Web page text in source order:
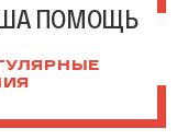
ПОМОЩЬ